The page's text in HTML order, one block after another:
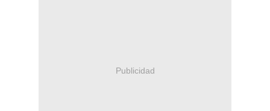
Publicidad